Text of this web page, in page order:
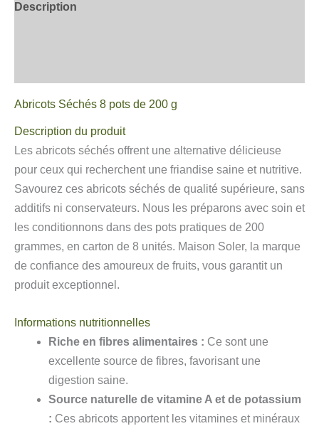
Description
Abricots Séchés 8 pots de 200 g
Description du produit
Les abricots séchés offrent une alternative délicieuse
pour ceux qui recherchent une friandise saine et nutritive.
Savourez ces abricots séchés de qualité supérieure, sans
additifs ni conservateurs. Nous les préparons avec soin et
les conditionnons dans des pots pratiques de 200
grammes, en carton de 8 unités. Maison Soler, la marque
de confiance des amoureux de fruits, vous garantit un
produit exceptionnel.
Informations nutritionnelles
Riche en fibres alimentaires : Ce sont une
excellente source de fibres, favorisant une
digestion saine.
Source naturelle de vitamine A et de potassium
: Ces abricots apportent les vitamines et minéraux